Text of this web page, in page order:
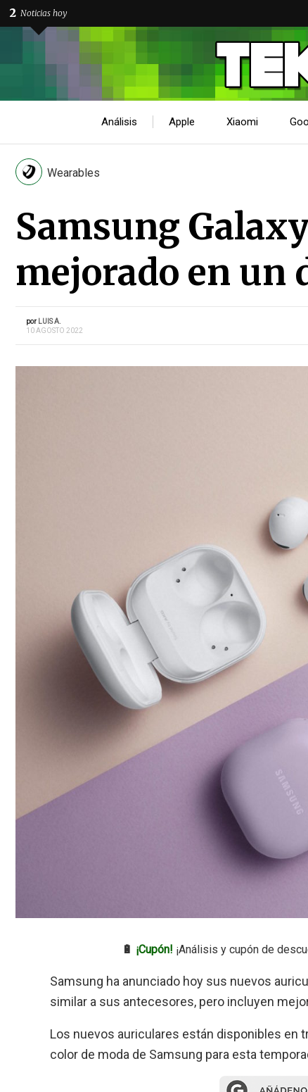
2 Noticias hoy
Análisis Apple Xiaomi
Wearables
Samsung
mejorado en un
por LUIS A.
10 AGOSTO 2022
🔋 ¡Cupón! ¡Análisis y cupón de
Samsung ha anunciado hoy sus nuevos
similar a sus antecesores, pero incluyen
Los nuevos auriculares están disponibles en
color de moda de Samsung para esta